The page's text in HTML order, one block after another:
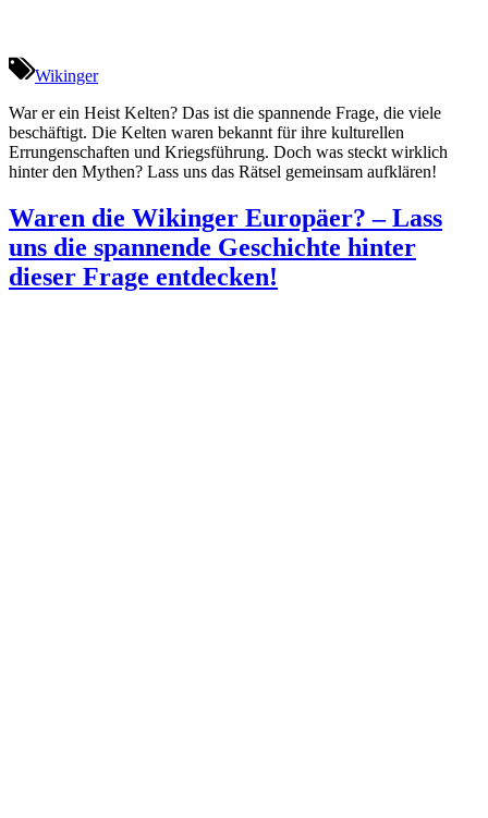
Wikinger
War er ein Heist Kelten? Das ist die spannende Frage, die viele
beschäftigt. Die Kelten waren bekannt für ihre kulturellen
Errungenschaften und Kriegsführung. Doch was steckt wirklich
hinter den Mythen? Lass uns das Rätsel gemeinsam aufklären!
Waren die Wikinger Europäer? – Lass
uns die spannende Geschichte hinter
dieser Frage entdecken!